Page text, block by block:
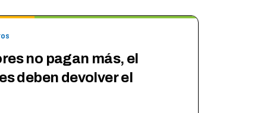
no pagan más, el
deben devolver el